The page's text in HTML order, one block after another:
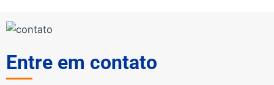
Entre em contato